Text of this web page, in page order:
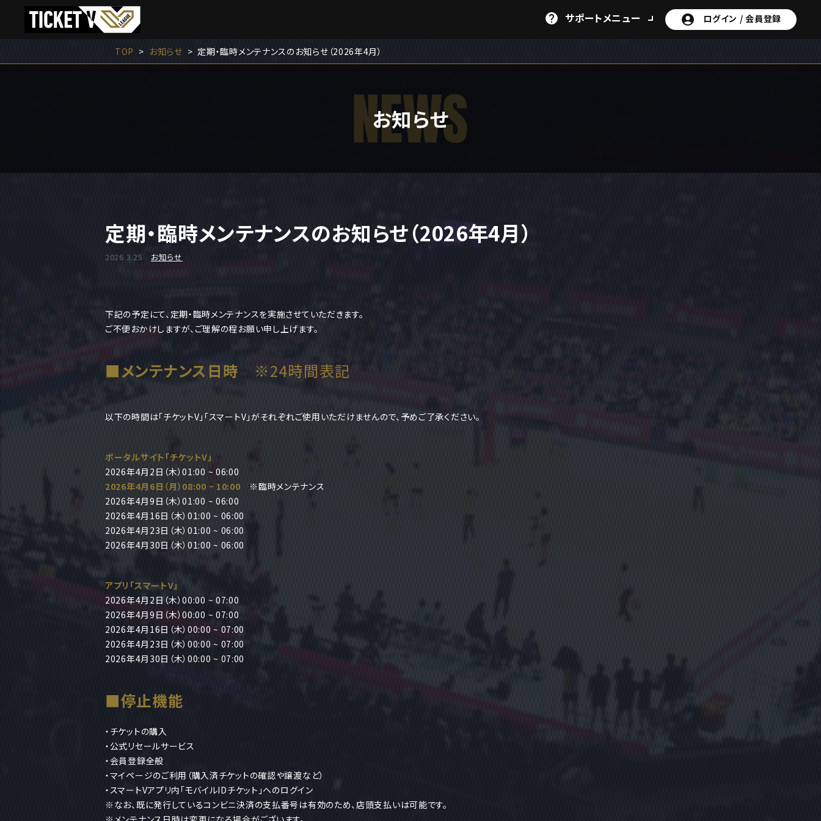
サポートメニュー ログイン /会員登録
TOP お知らせ 定期・臨時メンテナンスのお知らせ（2026年4月）
お知らせ
定期・臨時メンテナンスのお知らせ（2026年4月）
2026.3.25 お知らせ
下記の予定にて、定期・臨時メンテナンスを実施させていただきます。
ご不便おかけしますが、ご理解の程お願い申し上げます。
■メンテナンス日時 ※24時間表記
以下の時間は「チケットV」「スマートV」がそれぞれご使用いただけませんので、予めご了承ください。
ポータルサイト「チケットV」
2026年4月2日（木）01:00 ~ 06:00
2026年4月6日（月）08:00 ~ 10:00 ※臨時メンテナンス
2026年4月9日（木）01:00 ~ 06:00
2026年4月16日（木）01:00 ~ 06:00
2026年4月23日（木）01:00 ~ 06:00
2026年4月30日（木）01:00 ~ 06:00
アプリ「スマートV」
2026年4月2日（木）00:00 ~ 07:00
2026年4月9日（木）00:00 ~ 07:00
2026年4月16日（木）00:00 ~ 07:00
2026年4月23日（木）00:00 ~ 07:00
2026年4月30日（木）00:00 ~ 07:00
■停止機能
・チケットの購入
・公式リセールサービス
・会員登録全般
・マイページのご利用（購入済チケットの確認や譲渡など）
・スマートVアプリ内「モバイルIDチケット」ヘのログイン
※なお、既に発行しているコンビニ決済の支払番号は有効のため、店頭支払いは可能です。